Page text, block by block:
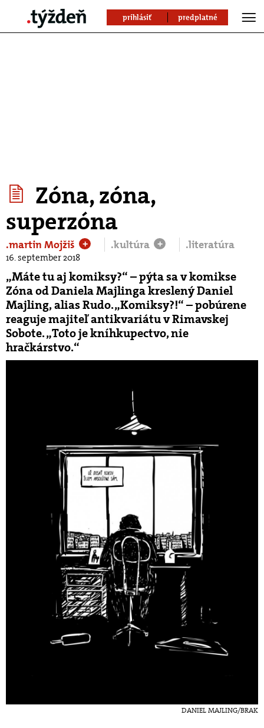
prihlásiť predplatné
Zóna, zóna,
superzóna
.martin Mojžiš + .kultúra + .literatúra
16. september 2018
„Máte tu aj komiksy?“ – pýta sa v komikse
Zóna od Daniela Majlinga kreslený Daniel
Majling, alias Rudo. „Komiksy?!“ – pobúrene
reaguje majiteľ antikvariátu v Rimavskej
Sobote. „Toto je kníhkupectvo, nie
hračkárstvo.“
DANIEL MAJLING/BRAK